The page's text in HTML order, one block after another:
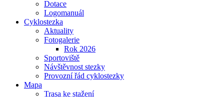
Dotace
Logomanuál
Cyklostezka
Aktuality
Fotogalerie
Rok 2026
Sportoviště
Návštěvnost stezky
Provozní řád cyklostezky
Mapa
Trasa ke stažení